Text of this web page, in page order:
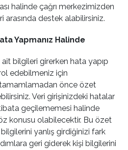
halinde çağrı merkezimizden
destek alabilirsiniz.
Yapmanız Halinde
bilgileri girerken hata yapıp
edebilmeniz için
önce özet
Veri girişinizdeki hatalar
geçilememesi halinde
konusu olabilecektir. Bu özet
yanlış girdiğinizi fark
geri giderek kişi bilgilerini